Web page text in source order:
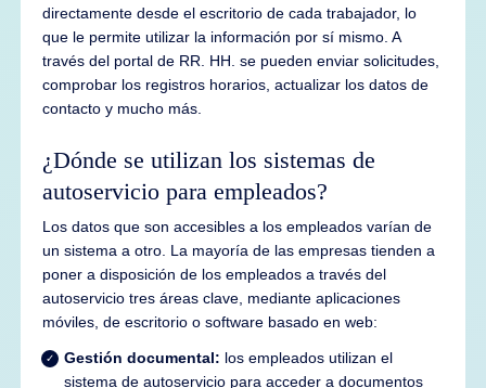
directamente desde el escritorio de cada trabajador, lo
que le permite utilizar la información por sí mismo. A
través del portal de RR. HH. se pueden enviar solicitudes,
comprobar los registros horarios, actualizar los datos de
contacto y mucho más.
¿Dónde se utilizan los sistemas de
autoservicio para empleados?
Los datos que son accesibles a los empleados varían de
un sistema a otro. La mayoría de las empresas tienden a
poner a disposición de los empleados a través del
autoservicio tres áreas clave, mediante aplicaciones
móviles, de escritorio o software basado en web:
Gestión documental: los empleados utilizan el
sistema de autoservicio para acceder a documentos